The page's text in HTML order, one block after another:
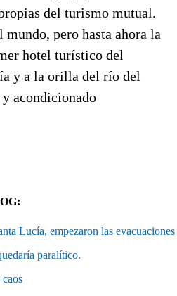
del turismo mutual.
pero hasta ahora la
hotel turístico del
y a la orilla del río del
acondicionado
Lucía, empezaron las evacuaciones
paralítico.